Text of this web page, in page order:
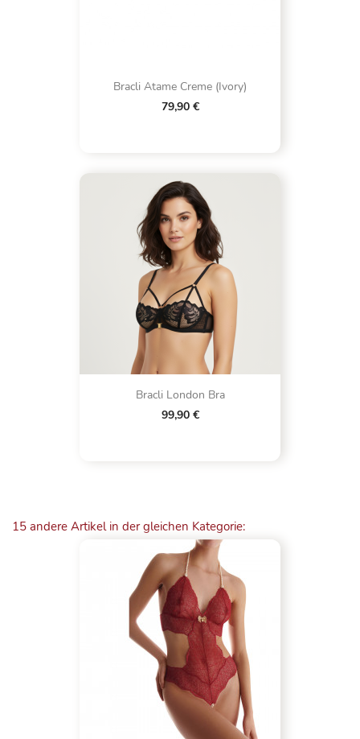
Bracli Atame Creme (Ivory)
79,90 €
Bracli London Bra
99,90 €
15 andere Artikel in der gleichen Kategorie: